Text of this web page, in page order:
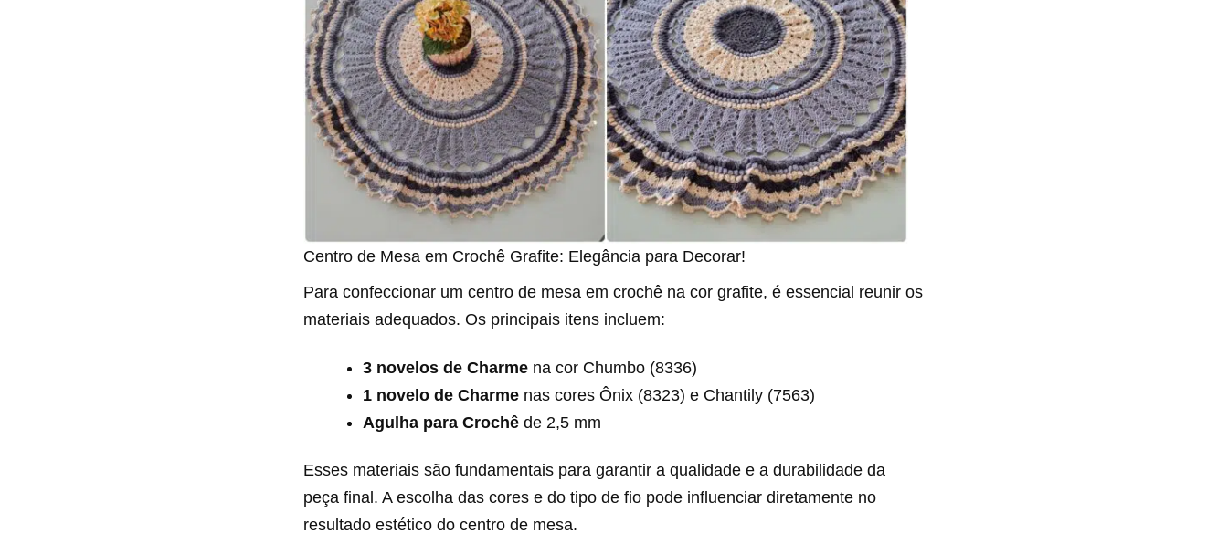
Centro de Mesa em Crochê Grafite: Elegância para Decorar!
Para confeccionar um centro de mesa em crochê na cor grafite, é essencial reunir os
materiais adequados. Os principais itens incluem:
3 novelos de Charme na cor Chumbo (8336)
1 novelo de Charme nas cores Ônix (8323) e Chantily (7563)
Agulha para Crochê de 2,5 mm
Esses materiais são fundamentais para garantir a qualidade e a durabilidade da
peça final. A escolha das cores e do tipo de fio pode influenciar diretamente no
resultado estético do centro de mesa.